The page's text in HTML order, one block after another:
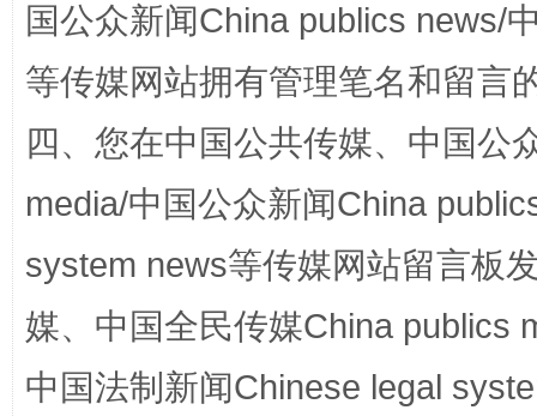
扯下公款旅游的“隐身衣” 如何以
“蜀中异人”王建安的艺术幻境
国公众新闻China publics news/
等传媒网站拥有管理笔名和留言
四、您在中国公共传媒、中国公
media/中国公众新闻China
system news等传媒网站留言板
媒、中国全民传媒China publics
中国法制新闻Chinese legal